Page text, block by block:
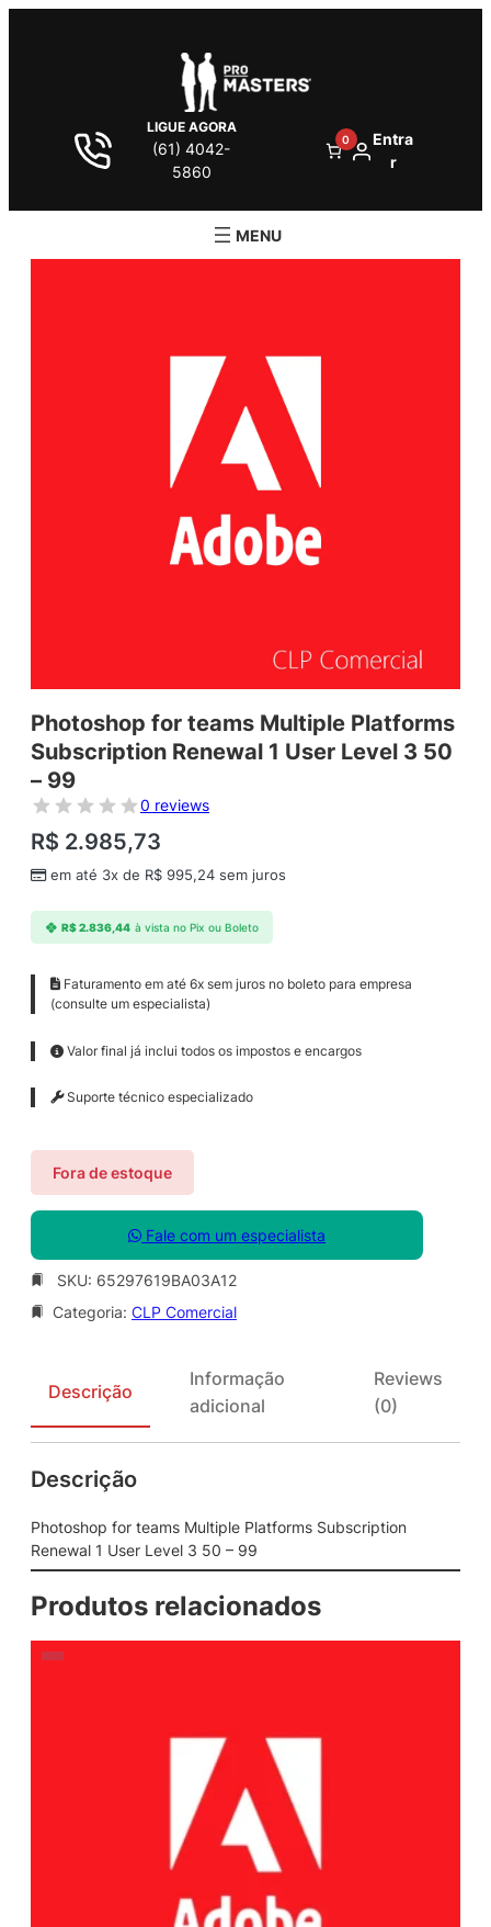
LIGUE AGORA
(61) 4042-
5860
0
Entra
r
Photoshop for teams Multiple Platforms
Subscription Renewal 1 User Level 3 50
– 99
0 reviews
R$ 2.985,73
em até 3x de R$ 995,24 sem juros
R$2.836,44 à vista no Pix ou Boleto
Faturamento em até 6x sem juros no boleto para empresa
(consulte um especialista)
Valor final já inclui todos os impostos e encargos
Suporte técnico especializado
Fora de estoque
Fale com um especialista
SKU: 65297619BA03A12
Categoria: CLP Comercial
Descrição
Informação
adicional
Reviews
(0)
Descrição
Photoshop for teams Multiple Platforms Subscription
Renewal 1 User Level 3 50 – 99
Produtos relacionados